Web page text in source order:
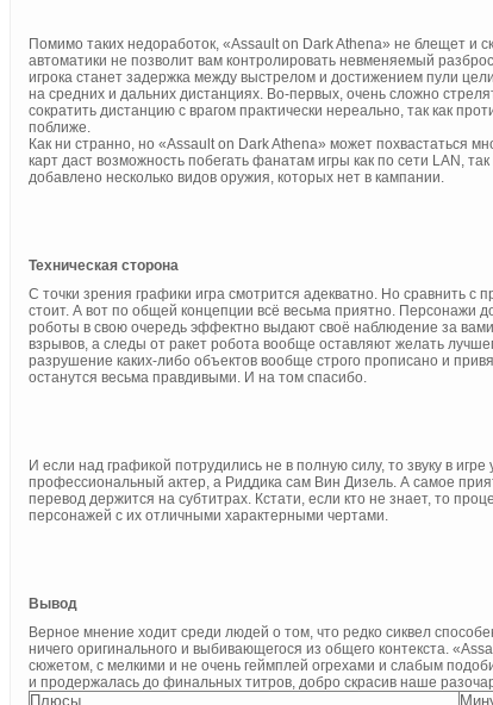
Помимо таких недоработок, «Assault on Dark Athena» не блещет и
автоматики не позволит вам контролировать невменяемый
игрока станет задержка между выстрелом и достижением пули
на средних и дальних дистанциях. Во-первых, очень сложно
сократить дистанцию с врагом практически нереально, так как
поближе.
Как ни странно, но «Assault on Dark Athena» может похвастаться
карт даст возможность побегать фанатам игры как по сети LAN,
добавлено несколько видов оружия, которых нет в кампании.
Техническая сторона
С точки зрения графики игра смотрится адекватно. Но сравнить
стоит. А вот по общей концепции всё весьма приятно. Персонажи
роботы в свою очередь эффектно выдают своё наблюдение за
взрывов, а следы от ракет робота вообще оставляют желать
разрушение каких-либо объектов вообще строго прописано и
останутся весьма правдивыми. И на том спасибо.
И если над графикой потрудились не в полную силу, то звуку в
профессиональный актер, а Риддика сам Вин Дизель. А самое
перевод держится на субтитрах. Кстати, если кто не знает, то
персонажей с их отличными характерными чертами.
Вывод
Верное мнение ходит среди людей о том, что редко сиквел
ничего оригинального и выбивающегося из общего контекста.
сюжетом, с мелкими и не очень геймплей огрехами и слабым
и продержалась до финальных титров, добро скрасив наше
Плюсы